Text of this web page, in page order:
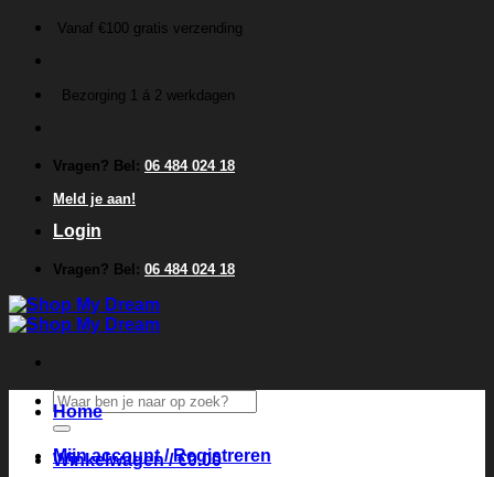
inhoud
Vanaf €100 gratis verzending
Bezorging 1 á 2 werkdagen
Vragen? Bel: 06 484 024 18
Meld je aan!
Login
Vragen? Bel: 06 484 024 18
Zoeken
naar:
Winkelwagen /€0.00
Home
Mijn account / Registreren